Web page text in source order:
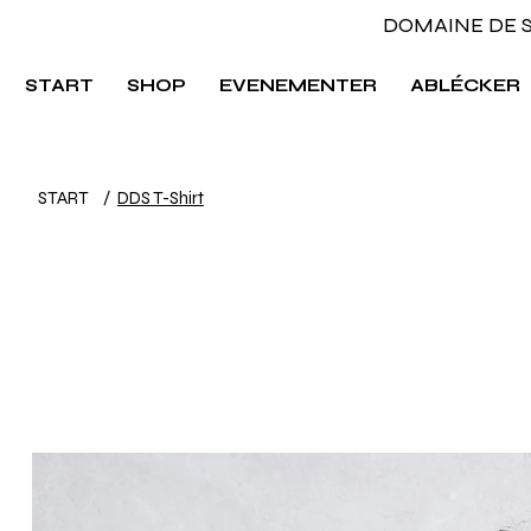
DOMAINE DE
START SHOP EVENEMENTER ABLÉCKER
START / DDS T-Shirt